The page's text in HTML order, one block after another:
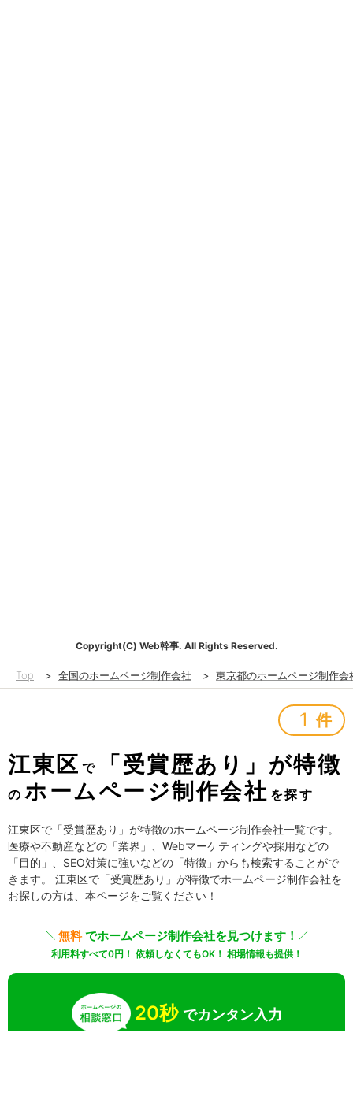
Copyright(C) Web幹事. All Rights Reserved.
Top > 全国のホームページ制作会社 > 東京都のホームページ制作会
1 件
江東区 で 「受賞歴あり」が特徴
の ホームページ制作会社 を探す
江東区で「受賞歴あり」が特徴のホームページ制作会社一覧です。
医療や不動産などの「業界」、Webマーケティングや採用などの
「目的」、SEO対策に強いなどの「特徴」からも検索することがで
きます。 江東区で「受賞歴あり」が特徴でホームページ制作会社を
お探しの方は、本ページをご覧ください！
無料でホームページ制作会社を見つけます！
利用料すべて0円！ 依頼しなくてもOK！ 相場情報も提供！
20秒 でカンタン入力